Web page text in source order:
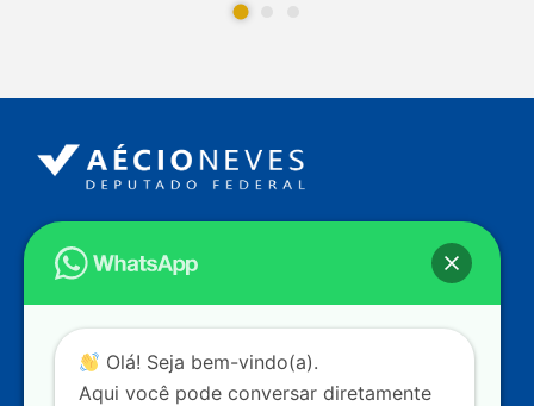
Endereço
Câmara dos Deputados
Ed. Principal, Ala C – Gabinete
Contato
dep.aecioneves@camara.leg.br
Olá! Seja bem-vindo(a).
Aqui você pode conversar diretamente